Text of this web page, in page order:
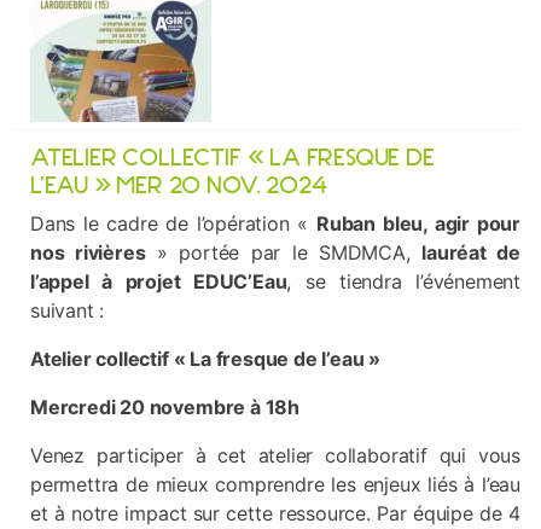
ATELIER COLLECTIF « LA FRESQUE DE
L’EAU » MER 20 NOV. 2024
Dans le cadre de l’opération « Ruban bleu, agir pour
nos rivières» portée par le SMDMCA, lauréat de
l’appel à projet EDUC’Eau, se tiendra l’événement
suivant :
Atelier collectif « La fresque de l’eau »
Mercredi 20 novembre à 18h
Venez participer à cet atelier collaboratif qui vous
permettra de mieux comprendre les enjeux liés à l’eau
et à notre impact sur cette ressource. Par équipe de 4